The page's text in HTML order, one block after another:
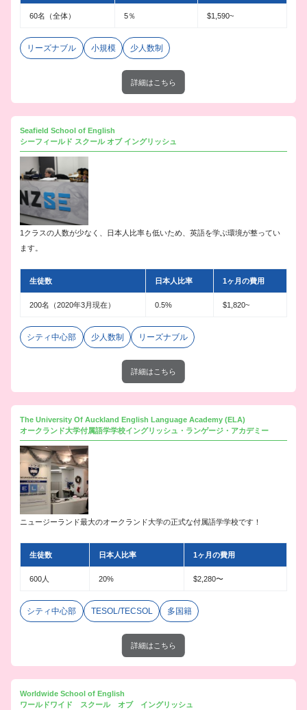
60名（全体） 5％ $1,590~
リーズナブル 小規模 少人数制
詳細はこちら
Seafield School of English
シーフィールド スクール オブ イングリッシュ
1クラスの人数が少なく、日本人比率も低いため、英語を学ぶ環境が整ってい
ます。
生徒数 日本人比率 1ヶ月の費用
200名（2020年3月現在） 0.5% $1,820~
シティ中心部 少人数制 リーズナブル
詳細はこちら
The University Of Auckland English Language Academy (ELA)
オークランド大学付属語学学校イングリッシュ・ランゲージ・アカデミー
ニュージーランド最大のオークランド大学の正式な付属語学学校です！
生徒数 日本人比率 1ヶ月の費用
600人 20% $2,280〜
シティ中心部 TESOL/TECSOL 多国籍
詳細はこちら
Worldwide School of English
ワールドワイド スクール オブ イングリッシュ